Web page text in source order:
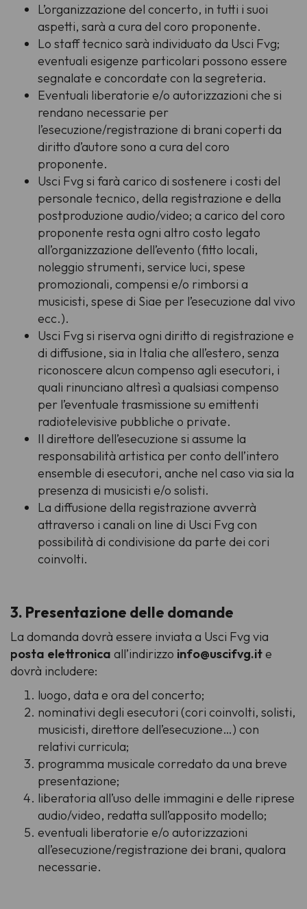
L’organizzazione del concerto, in tutti i suoi
aspetti, sarà a cura del coro proponente.
Lo staff tecnico sarà individuato da Usci Fvg;
eventuali esigenze particolari possono essere
segnalate e concordate con la segreteria.
Eventuali liberatorie e/o autorizzazioni che si
rendano necessarie per
l’esecuzione/registrazione di brani coperti da
diritto d’autore sono a cura del coro
proponente.
Usci Fvg si farà carico di sostenere i costi del
personale tecnico, della registrazione e della
postproduzione audio/video; a carico del coro
proponente resta ogni altro costo legato
all’organizzazione dell’evento (fitto locali,
noleggio strumenti, service luci, spese
promozionali, compensi e/o rimborsi a
musicisti, spese di Siae per l’esecuzione dal vivo
ecc.).
Usci Fvg si riserva ogni diritto di registrazione e
di diffusione, sia in Italia che all’estero, senza
riconoscere alcun compenso agli esecutori, i
quali rinunciano altresì a qualsiasi compenso
per l’eventuale trasmissione su emittenti
radiotelevisive pubbliche o private.
Il direttore dell’esecuzione si assume la
responsabilità artistica per conto dell’intero
ensemble di esecutori, anche nel caso via sia la
presenza di musicisti e/o solisti.
La diffusione della registrazione avverrà
attraverso i canali on line di Usci Fvg con
possibilità di condivisione da parte dei cori
coinvolti.
3. Presentazione delle domande
La domanda dovrà essere inviata a Usci Fvg via
posta elettronica all’indirizzo info@uscifvg.ite
dovrà includere:
luogo, data e ora del concerto;
nominativi degli esecutori (cori coinvolti, solisti,
musicisti, direttore dell’esecuzione…) con
relativi curricula;
programma musicale corredato da una breve
presentazione;
liberatoria all’uso delle immagini e delle riprese
audio/video, redatta sull’apposito modello;
eventuali liberatorie e/o autorizzazioni
all’esecuzione/registrazione dei brani, qualora
necessarie.